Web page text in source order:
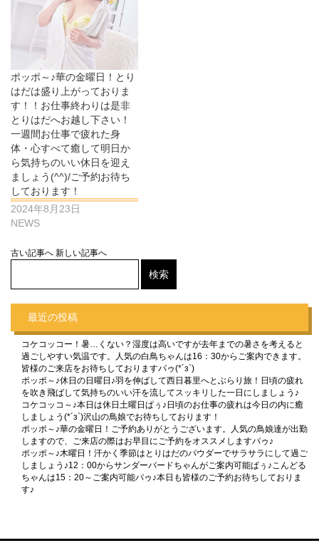
ポッポ～♪華の金曜日！とり
はだは盛り上がっておりま
す！！お仕事終わりは是非
とりはだへお越し下さい！
一週間お仕事で疲れた身
体・心すべて癒して明日か
ら気持ちのいい休日を迎え
ましょう(^^)/ご予約お待ち
しております！
2024年8月23日
NEWS
古い記事へ 新しい記事へ
最近の投稿
コケコッコー！暑…くない？湿度は高いですが去年までの暑さを考えると
過ごしやすい気温です。人気の白鳥ちゃんは16：30からご案内できます。
皆様のご来店をお待ちしておりますパゥ(*´з`)
ポッポ～♪休日の日曜日♪羽を伸ばして西日暮里へとぶらり旅！日頃の疲れ
を吹き飛ばして気持ちのいい汗を流してスッキリした一日にしましょう♪
コケコッコ～♪本日は休日土曜日ぱぅ♪日頃のお仕事の疲れは今日の内に癒
しましょう(*´з`)沢山の鳥娘でお待ちしております！
ポッポ～♪華の金曜日！ご予約ありがとうございます。人気の鳥娘達が出勤
しますので、ご来店の際はお早目にご予約をオススメしますパゥ♪
ポッポ～♪木曜日！汗かく季節はとりはだのパウダーでサラサラにして過ご
しましょう♪12：00からサンダーバードちゃんがご案内可能ぱぅ♪こんどる
ちゃんは15：20～ご案内可能パゥ♪本日も皆様のご予約お待ちしておりま
す♪